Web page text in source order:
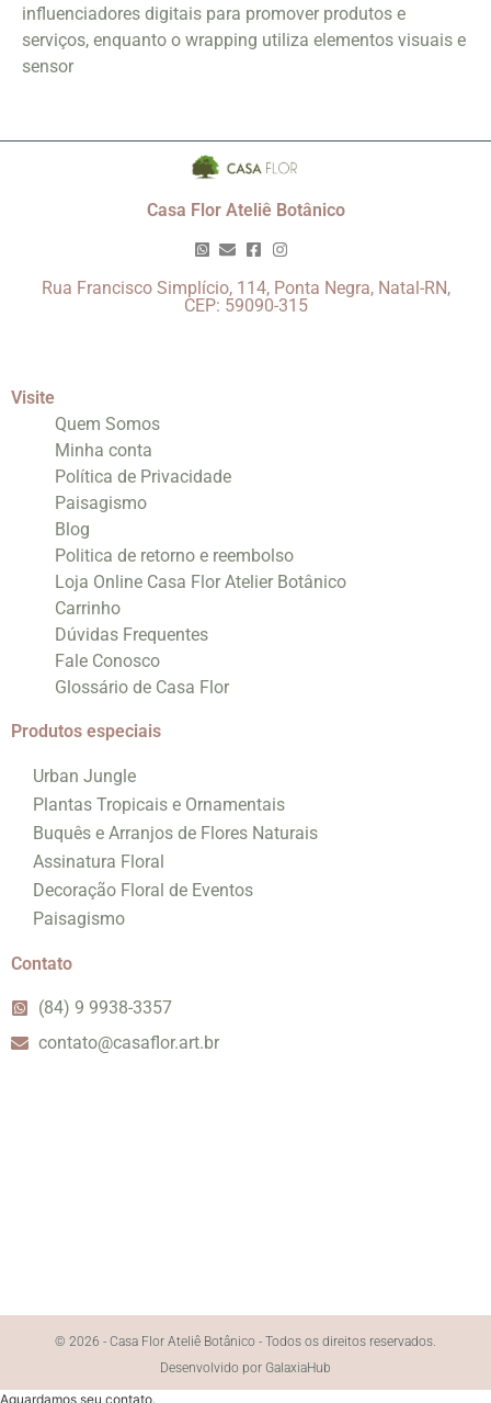
influenciadores digitais para promover produtos e
serviços, enquanto o wrapping utiliza elementos visuais e
sensor
Casa Flor Ateliê Botânico
Rua Francisco Simplício, 114, Ponta Negra, Natal-RN,
CEP: 59090-315
Visite
Quem Somos
Minha conta
Política de Privacidade
Paisagismo
Blog
Politica de retorno e reembolso
Loja Online Casa Flor Atelier Botânico
Carrinho
Dúvidas Frequentes
Fale Conosco
Glossário de Casa Flor
Produtos especiais
Urban Jungle
Plantas Tropicais e Ornamentais
Buquês e Arranjos de Flores Naturais
Assinatura Floral
Decoração Floral de Eventos
Paisagismo
Contato
(84) 9 9938-3357
contato@casaflor.art.br
© 2026 - Casa Flor Ateliê Botânico - Todos os direitos reservados.
Desenvolvido por GalaxiaHub
Aguardamos seu contato.